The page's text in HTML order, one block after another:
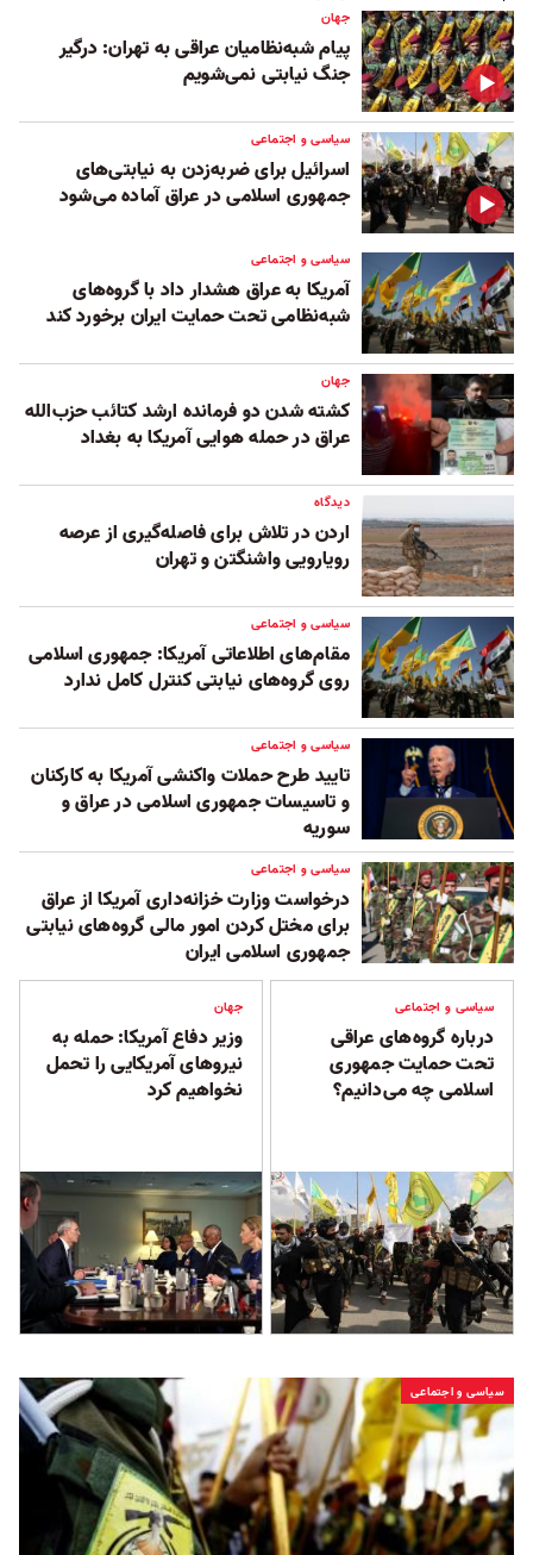
جهان
پیام شبه‌نظامیان عراقی به تهران: درگیر
جنگ نیابتی نمی‌شویم
سیاسی و اجتماعی
اسرائیل برای ضربه‌زدن به نیابتی‌های
جمهوری اسلامی در عراق آماده می‌شود
سیاسی و اجتماعی
آمریکا به عراق هشدار داد با گروه‌های
شبه‌نظامی تحت حمایت ایران برخورد کند
جهان
کشته شدن دو فرمانده ارشد کتائب حزب‌الله
عراق در حمله هوایی آمریکا به بغداد
دیدگاه
اردن در تلاش برای فاصله‌گیری از عرصه
رویارویی واشنگتن و تهران
سیاسی و اجتماعی
مقام‌های اطلاعاتی آمریکا: جمهوری اسلامی
روی گروه‌های نیابتی کنترل کامل ندارد
سیاسی و اجتماعی
تایید طرح حملات واکنشی آمریکا به کارکنان
و تاسیسات جمهوری اسلامی در عراق و
سوریه
سیاسی و اجتماعی
درخواست وزارت خزانه‌داری آمریکا از عراق
برای مختل کردن امور مالی گروه‌های نیابتی
جمهوری اسلامی ‏ایران
سیاسی و اجتماعی
درباره گروه‌های عراقی
تحت حمایت جمهوری
اسلامی چه می‌دانیم؟
جهان
وزیر دفاع آمریکا: حمله به
نیروهای آمریکایی را تحمل
نخواهیم کرد
سیاسی و اجتماعی